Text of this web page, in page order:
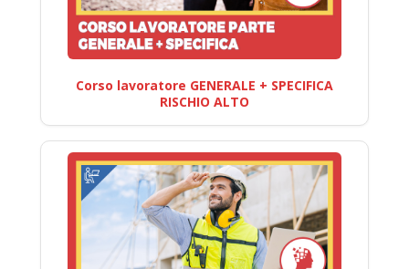
Corso lavoratore GENERALE + SPECIFICA
RISCHIO ALTO